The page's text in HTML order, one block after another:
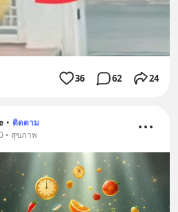
36 62 24
• ติดตาม
• สุขภาพ